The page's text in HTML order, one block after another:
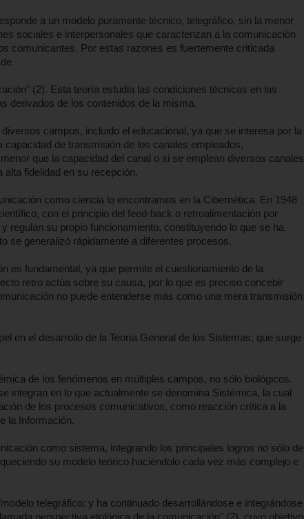
a un modelo puramente técnico, telegráfico, sin la menor
sociales e interpersonales que caracterizan a la comunicación
comunicantes. Por estas razones es fuertemente criticada
(2). Esta teoría estudia las condiciones técnicas en las
derivados de los contenidos de la misma.
campos, incluido el educacional, ya que se interesa por la
de transmisión de los canales empleados,
que la capacidad del canal o si se emplean diversos canales
fidelidad en su recepción.
como ciencia lo encontramos en la Cibernética. En 1948
con el principio del feed-back o retroalimentación por
regulan su propio funcionamiento, constituyendo lo que se ha
se generalizó rápidamente a diferentes procesos.
es fundamental, ya que permite el cuestionamiento de la
retro actúa sobre su causa, por lo que es preciso concebir
no puede entenderse más como una mera transmisión
en el desarrollo de la Teoría General de los Sistemas, que surge
de los fenómenos en múltiples campos, no sólo biológicos.
integran en lo que actualmente se denomina Sistémica, la cual
de los procesos comunicativos, como reacción crítica a la
la Información.
como sistema, integrando los principales logros no sólo de
su modelo teórico haciéndolo cada vez más complejo e
telegráfico: y ha continuado desarrollándose e integrándose
perspectiva etológica de la comunicación" (2), cuyo objetivo